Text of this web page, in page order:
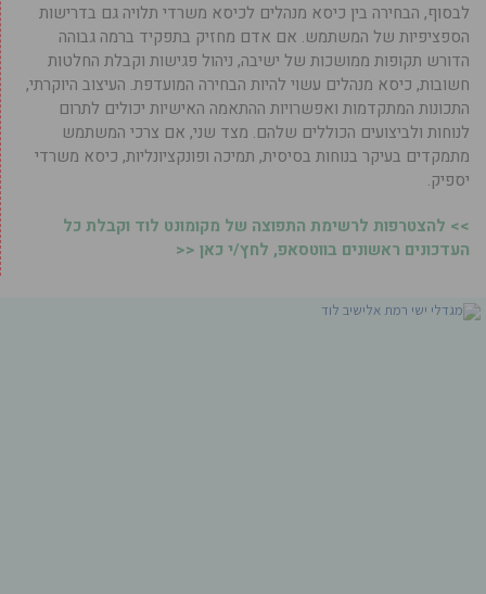
לבסוף, הבחירה בין כיסא מנהלים לכיסא משרדי תלויה גם בדרישות
הספציפיות של המשתמש. אם אדם מחזיק בתפקיד ברמה גבוהה
הדורש תקופות ממושכות של ישיבה, ניהול פגישות וקבלת החלטות
חשובות, כיסא מנהלים עשוי להיות הבחירה המועדפת. העיצוב היוקרתי,
התכונות המתקדמות ואפשרויות ההתאמה האישיות יכולים לתרום
לנוחות ולביצועים הכוללים שלהם. מצד שני, אם צרכי המשתמש
מתמקדים בעיקר בנוחות בסיסית, תמיכה ופונקציונליות, כיסא משרדי
יספיק.
>> להצטרפות לרשימת התפוצה של מקומונט לוד וקבלת כל
העדכונים ראשונים בווטסאפ, לחץ/י כאן <<